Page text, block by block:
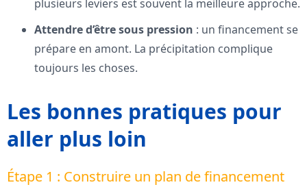
plusieurs leviers est souvent la meilleure approche.
Attendre d’être sous pression : un financement se
prépare en amont. La précipitation complique
toujours les choses.
Les bonnes pratiques pour
aller plus loin
Étape 1 : Construire un plan de financement